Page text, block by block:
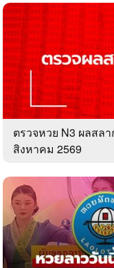
ตรวจหวย N3 ผลสลา
สิงหาคม 2569